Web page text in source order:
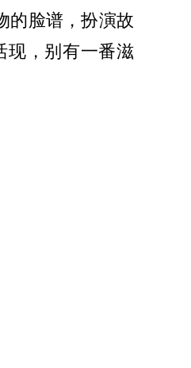
的脸谱，扮演故
现，别有一番滋